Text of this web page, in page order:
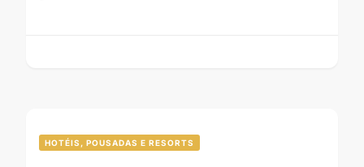
HOTÉIS, POUSADAS E RESORTS